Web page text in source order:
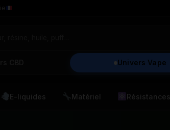
Univers Vape
E-liquides Matériel Résistances